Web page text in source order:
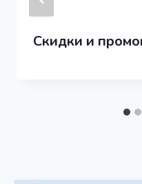
Скидки и